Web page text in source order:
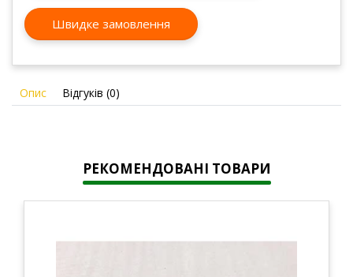
Швидке замовлення
Опис Відгуків (0)
РЕКОМЕНДОВАНІ ТОВАРИ